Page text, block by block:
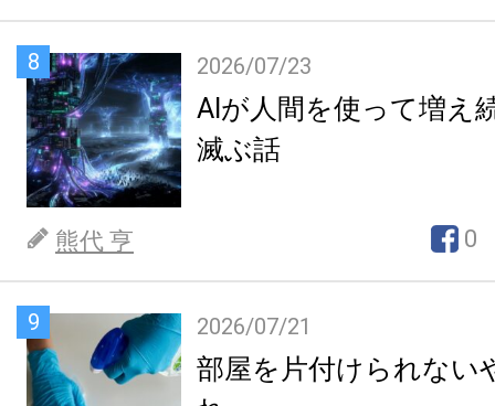
8 2026/07/23
AIが人間を使って増え
滅ぶ話
熊代 亨 0
9 2026/07/21
部屋を片付けられない